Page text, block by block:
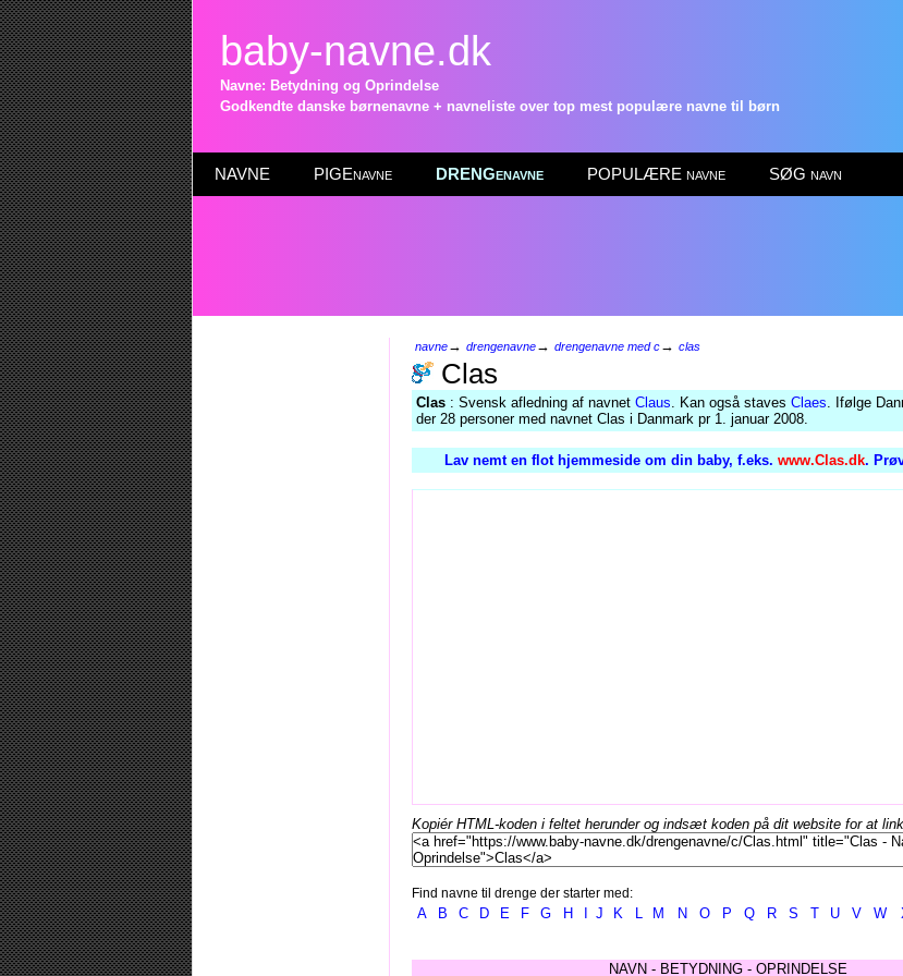
baby-navne.dk
Navne: Betydning og Oprindelse
Godkendte danske børnenavne + navneliste over top mest populære navne til børn
NAVNE PIGEnavne DRENGenavne POPULÆRE navne SØG navn
navne→ drengenavne→ drengenavne med c→ clas
Clas
Clas : Svensk afledning af navnet Claus. Kan også staves Claes. Ifølge
der 28 personer med navnet Clas i Danmark pr 1. januar 2008.
Lav nemt en flot hjemmeside om din baby, f.eks. www.Clas.dk.
Kopiér HTML-koden i feltet herunder og indsæt koden på dit website for at
Find navne til drenge der starter med:
A B C D E F G H J K L M N O P Q R S T U V W
NAVN - BETYDNING - OPRINDELSE